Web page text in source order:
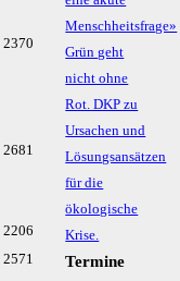
2370
2681
2206
2571 Termine